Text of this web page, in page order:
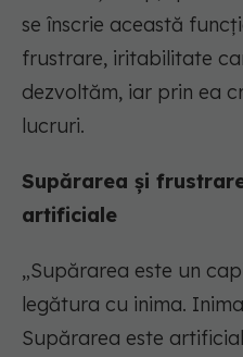
se înscrie această
frustrare, iritabilitate
dezvoltăm, iar prin ea
lucruri.
Supărarea și
artificiale
„Supărarea este un
legătura cu inima.
Supărarea este